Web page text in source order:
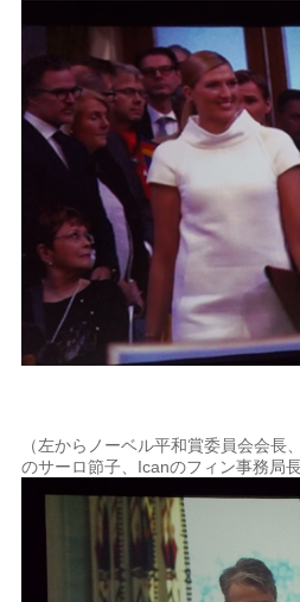
（左からノーベル平和賞委員会会長
のサーロ節子、Icanのフィン事務局